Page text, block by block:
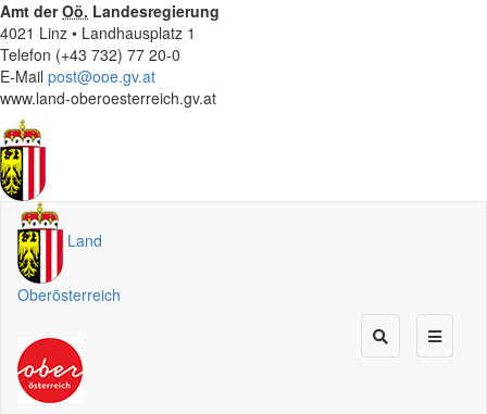
Amt derOö. Landesregierung
4021 Linz • Landhausplatz 1
Telefon (+43 732) 77 20-0
E-Mail post@ooe.gv.at
www.land-oberoesterreich.gv.at
Land
Oberösterreich